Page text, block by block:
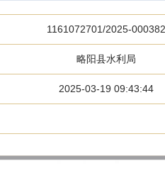
1161072701/2025-000382
略阳县水利局
2025-03-19 09:43:44